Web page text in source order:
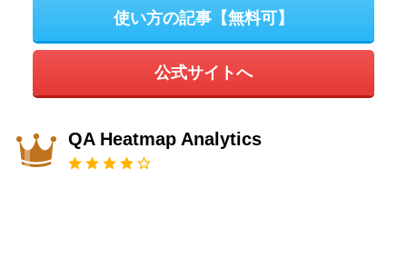
使い方の記事【無料可】
公式サイトへ
QA Heatmap Analytics